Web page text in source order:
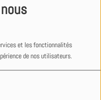
et les fonctionnalités
de nos utilisateurs.